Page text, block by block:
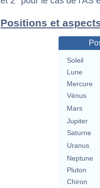
Positions et
Soleil
Lune
Mercure
Vénus
Mars
Jupiter
Saturne
Uranus
Neptune
Pluton
Chiron